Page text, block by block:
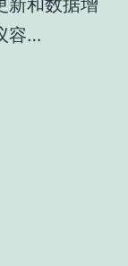
新和数据增
容…